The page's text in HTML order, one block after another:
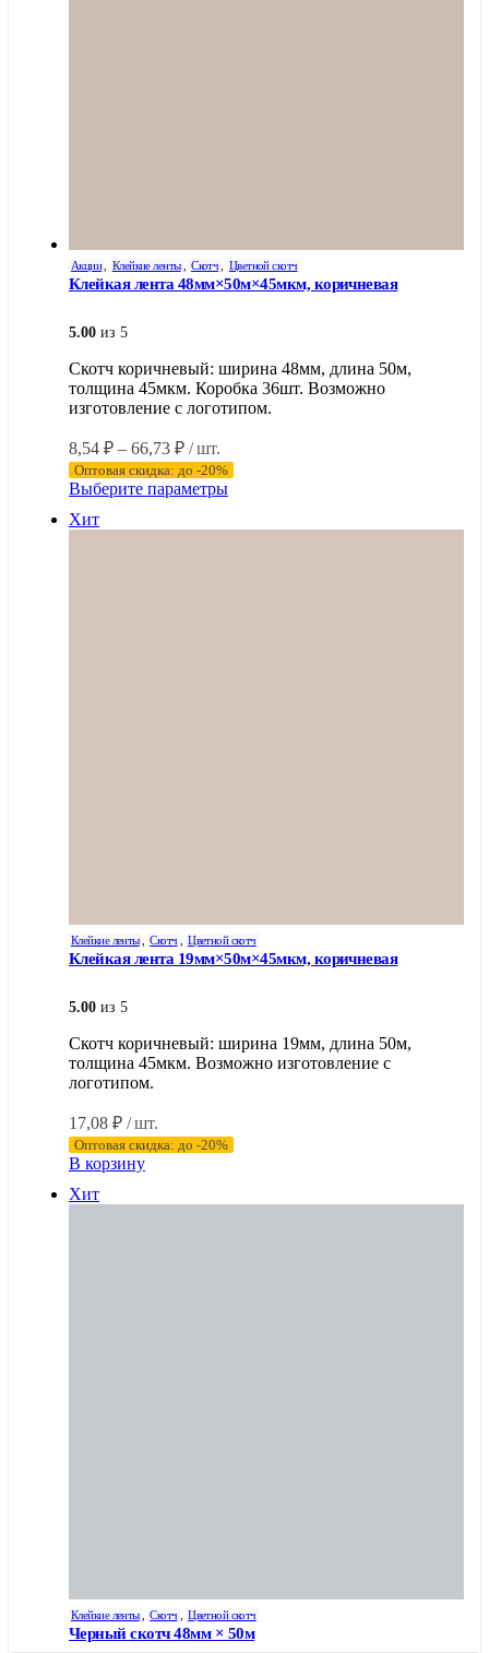
Акции, Клейкие ленты , Скотч, Цветной скотч
Клейкая лента 48мм×50м×45мкм, коричневая
5.00 из 5
Скотч коричневый: ширина 48мм, длина 50м,
толщина 45мкм. Коробка 36шт. Возможно
изготовление с логотипом.
8,54 ₽ – 66,73 ₽Диапазон
цен:
8,54 ₽
66,73 ₽
/ шт.
Оптовая скидка: до -20%
Выберите параметрыЭтот
имеет
Хит
Клейкие ленты, Скотч , Цветной скотч
Клейкая лента 19мм×50м×45мкм, коричневая
5.00 из 5
Скотч коричневый: ширина 19мм, длина 50м,
толщина 45мкм. Возможно изготовление с
логотипом.
17,08 ₽ / шт.
Оптовая скидка: до -20%
В корзину
Хит
Клейкие ленты, Скотч , Цветной скотч
Черный скотч 48мм × 50м